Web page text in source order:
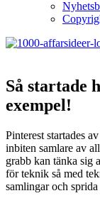
Så startade
exempel!
Pinterest startades
inbiten samlare av
grabb kan tänka sig
för teknik så med
samlingar och